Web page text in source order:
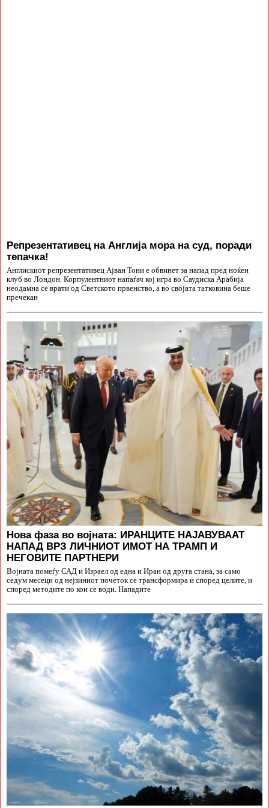
Репрезентативец на Англија мора на суд, поради
тепачка!
Англискиот репрезентативец Ајван Тони е обвинет за напад пред ноќен
клуб во Лондон. Корпулентниот напаѓач кој игра во Саудиска Арабија
неодамна се врати од Светското првенство, а во својата татковина беше
пречекан
Нова фаза во војната: ИРАНЦИТЕ НАЈАВУВААТ
НАПАД ВРЗ ЛИЧНИОТ ИМОТ НА ТРАМП И
НЕГОВИТЕ ПАРТНЕРИ
Војната помеѓу САД и Израел од една и Иран од друга стана, за само
седум месеци од нејзиниот почеток се трансформира и според целите, и
според методите по кои се води. Нападите